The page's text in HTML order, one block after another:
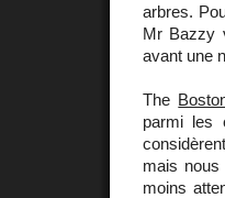
arbres.
Mr Bazzy
avant une
The
parmi les
mais
moins